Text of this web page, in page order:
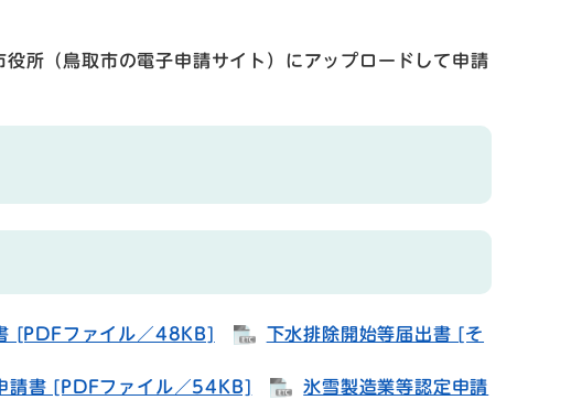
所（鳥取市の電子申請サイト）にアップロードして申請
[PDFファイル／48KB]
下水排除開始等届出書 [そ
請書 [PDFファイル／54KB]
氷雪製造業等認定申請